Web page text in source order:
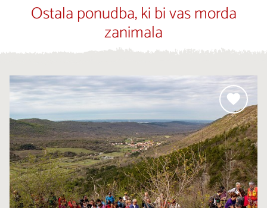
Ostala ponudba, ki bi vas morda
zanimala